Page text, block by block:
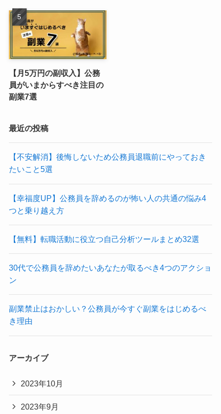
【月5万円の副収入】公務
員がいまからすべき注目の
副業7選
最近の投稿
【不安解消】後悔しないため公務員退職前にやっておき
たいこと5選
【幸福度UP】公務員を辞めるのが怖い人の共通の悩み4
つと乗り越え方
【無料】転職活動に役立つ自己分析ツールまとめ32選
30代で公務員を辞めたいあなたが取るべき4つのアクショ
ン
副業禁止はおかしい？公務員が今すぐ副業をはじめるべ
き理由
アーカイブ
2023年10月
2023年9月